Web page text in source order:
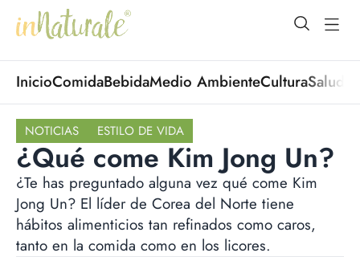
open
InicioComidaBebidaMedio AmbienteCulturaSalud
NOTICIAS ESTILO DE VIDA
¿Qué come Kim Jong Un?
¿Te has preguntado alguna vez qué come Kim
Jong Un? El líder de Corea del Norte tiene
hábitos alimenticios tan refinados como caros,
tanto en la comida como en los licores.